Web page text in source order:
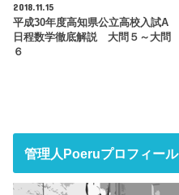
2018.11.15
平成30年度高知県公立高校入試A
日程数学徹底解説 大問５～大問
６
管理人Poeruプロフィール